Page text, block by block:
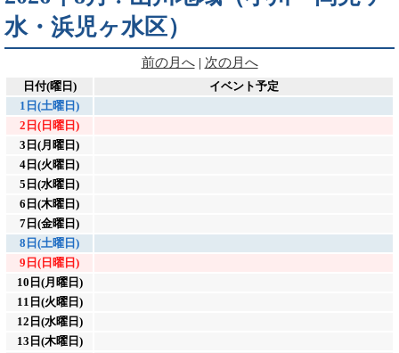
水・浜児ヶ水区）
前の月へ| 次の月へ
日付(曜日)
イベント予定
1日(土曜日)
2日(日曜日)
3日(月曜日)
4日(火曜日)
5日(水曜日)
6日(木曜日)
7日(金曜日)
8日(土曜日)
9日(日曜日)
10日(月曜日)
11日(火曜日)
12日(水曜日)
13日(木曜日)